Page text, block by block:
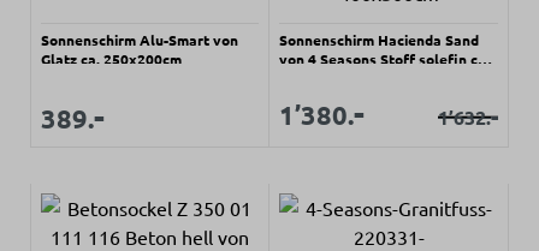
Sonnenschirm Alu-Smart von
Glatz ca. 250x200cm
Regulärer Preis:
Verkaufspreis:
389.-
Sonnenschirm Hacienda Sand
von 4 Seasons Stoff solefin ca.
Verkaufspreis:
1’380.- Regulärer
1’632.-